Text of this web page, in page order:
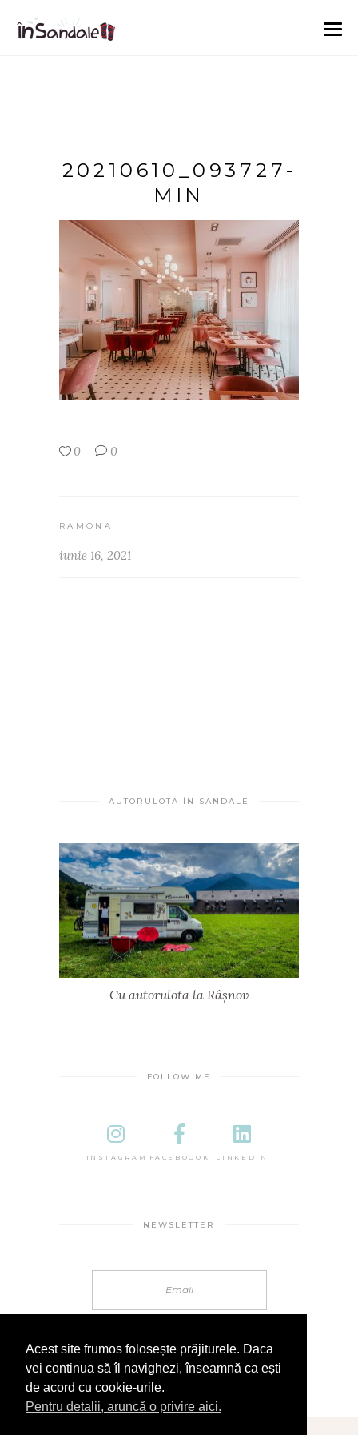
20210610_093727-
MIN
0 0
RAMONA
iunie 16, 2021
AUTORULOTA ÎN SANDALE
Cu autorulota la Râșnov
FOLLOW ME
INSTAGRAM FACEBOOOK LINKEDIN
NEWSLETTER
Acest site frumos folosește prăjiturele. Daca
vei continua să îl navighezi, înseamnă ca ești
de acord cu cookie-urile.
Pentru detalii, aruncă o privire aici.